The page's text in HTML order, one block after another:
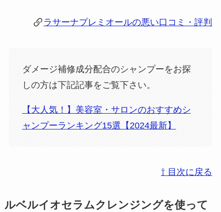
ラサーナプレミオールの悪い口コミ・評判
ダメージ補修成分配合のシャンプーをお探
しの方は下記記事をご覧下さい。
【大人気！】美容室・サロンのおすすめシ
ャンプーランキング15選【2024最新】
⇧ 目次に戻る
ルベルイオセラムクレンジングを使って